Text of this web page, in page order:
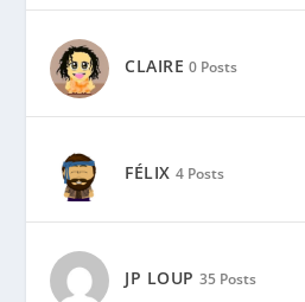
CLAIRE 0 Posts
FÉLIX 4 Posts
JP LOUP 35 Posts